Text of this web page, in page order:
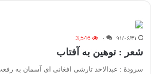
۹۱/۰۶/۳۱ ۰ 3,546
شعر : توهین به آفتاب
سرودهٔ‌ : عبدالاحد تارشی افغانی ای آسمان به